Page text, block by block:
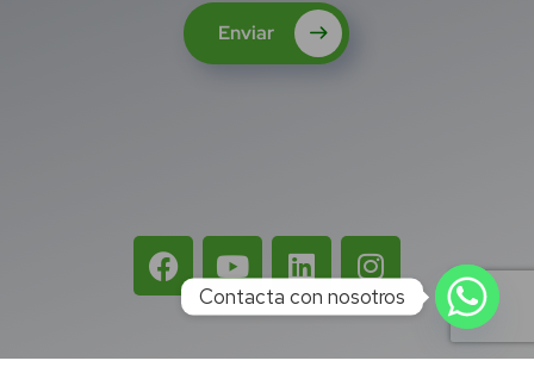
Enviar
Contacta con nosotros